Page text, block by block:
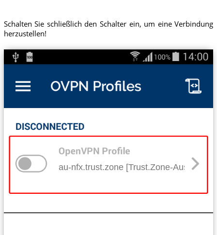
Schalten Sie schließlich den Schalter ein, um eine Verbindung
herzustellen!
au-nfx.trust.zone [Trust.Zone-Australia-